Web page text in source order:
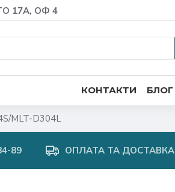
17А, ОФ 4
КОНТАКТИ БЛОГ
MLT-D304L
89 ОПЛАТА ТА ДОСТАВКА